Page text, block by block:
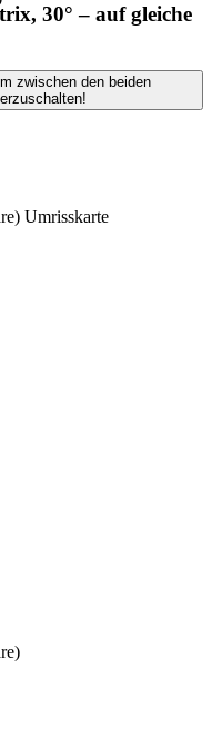
30° – auf gleiche
zwischen den beiden